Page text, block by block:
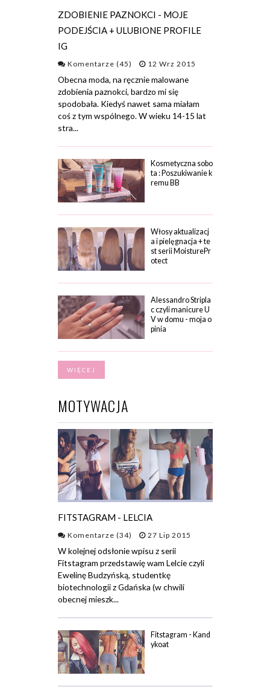
ZDOBIENIE PAZNOKCI - MOJE
PODEJŚCIA + ULUBIONE PROFILE
IG
Komentarze (45) 12 Wrz 2015
Obecna moda, na ręcznie malowane
zdobienia paznokci, bardzo mi się
spodobała. Kiedyś nawet sama miałam
coś z tym wspólnego. W wieku 14-15 lat
stra...
Kosmetyczna sobo
ta : Poszukiwanie k
remu BB
Włosy aktualizacj
a i pielęgnacja + te
st serii MoisturePr
otect
Alessandro Stripla
c czyli manicure U
V w domu - moja o
pinia
WIĘCEJ
MOTYWACJA
FITSTAGRAM - LELCIA
Komentarze (34) 27 Lip 2015
W kolejnej odsłonie wpisu z serii
Fitstagram przedstawię wam Lelcie czyli
Ewelinę Budzyńską, studentkę
biotechnologii z Gdańska (w chwili
obecnej mieszk...
Fitstagram - Kand
ykoat